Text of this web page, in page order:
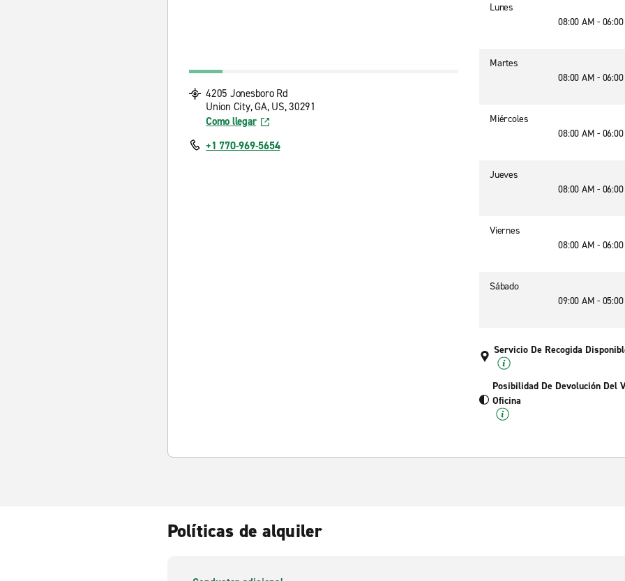
4205 Jonesboro Rd
Union City, GA, US, 30291
Como llegar
+1 770-969-5654
Lunes
08:00 AM -
Martes
08:00 AM -
Miércoles
08:00 AM -
Jueves
08:00 AM -
Viernes
08:00 AM -
Sábado
09:00 AM -
Servicio De Recogida
Posibilidad De Devolución Del
Oficina
Políticas de alquiler